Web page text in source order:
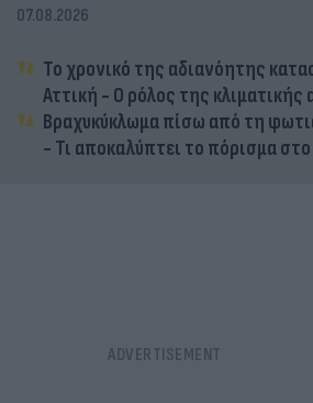
07.08.2026
Το χρονικό της αδιανόητης
Αττική - Ο ρόλος της κλιματικής
Βραχυκύκλωμα πίσω από τη
- Τι αποκαλύπτει το πόρισμα